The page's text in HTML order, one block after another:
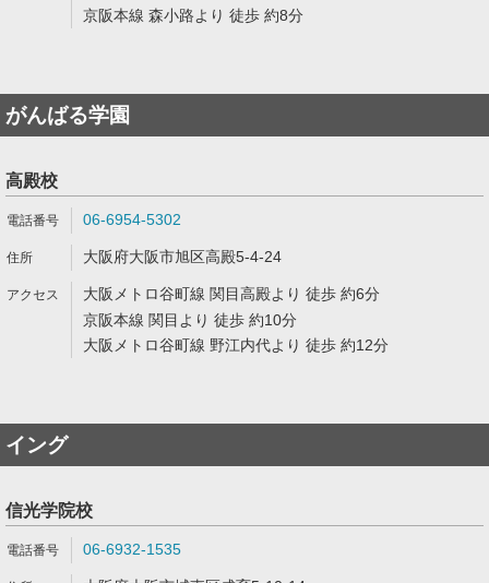
京阪本線 森小路より 徒歩 約8分
がんばる学園
高殿校
06-6954-5302
大阪府大阪市旭区高殿5-4-24
大阪メトロ谷町線 関目高殿より 徒歩 約6分
京阪本線 関目より 徒歩 約10分
大阪メトロ谷町線 野江内代より 徒歩 約12分
イング
信光学院校
06-6932-1535